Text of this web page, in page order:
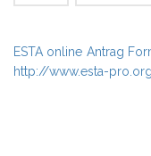
ESTA online Antrag
http://www.esta-pro.org